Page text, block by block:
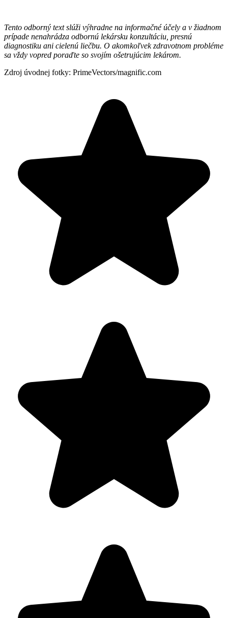
Tento odborný text slúži výhradne na informačné účely a v žiadnom
prípade nenahrádza odbornú lekársku konzultáciu, presnú
diagnostiku ani cielenú liečbu. O akomkoľvek zdravotnom probléme
sa vždy vopred poraďte so svojím ošetrujúcim lekárom.
Zdroj úvodnej fotky: PrimeVectors/magnific.com